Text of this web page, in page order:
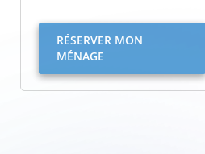
RÉSERVER MON
MÉNAGE